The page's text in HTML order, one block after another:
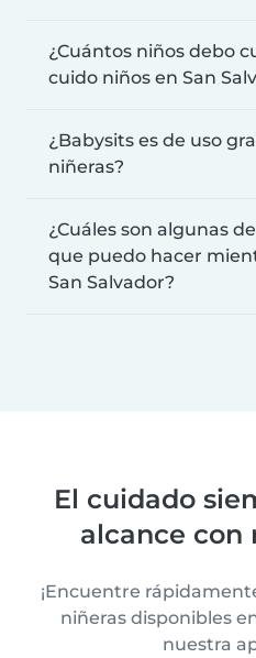
¿Cuántos niños debo
cuido niños en San
¿Babysits es de uso
niñeras?
¿Cuáles son algunas
que puedo hacer
San Salvador?
El cuidado
alcance con
¡Encuentre
niñeras disponibles
nuestra